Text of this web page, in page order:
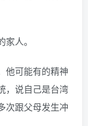
人。
他可能有的精神
，说自己是台湾
次跟父母发生冲